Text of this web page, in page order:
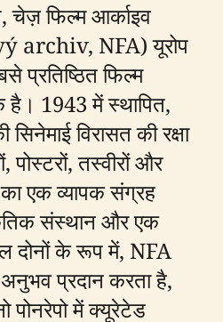
चेज़ फिल्म आर्काइव
archiv, NFA) यूरोप
प्रतिष्ठित फिल्म
है। 1943 में स्थापित,
विरासत की रक्षा
पोस्टरों, तस्वीरों और
एक व्यापक संग्रह
संस्थान और एक
दोनों के रूप में, NFA
प्रदान करता है,
पोनरेपो में क्यूरेटेड